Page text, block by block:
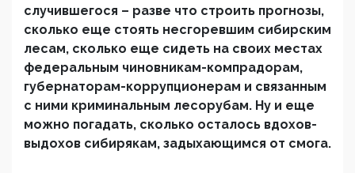
случившегося – разве что строить прогнозы,
сколько еще стоять несгоревшим сибирским
лесам, сколько еще сидеть на своих местах
федеральным чиновникам-компрадорам,
губернаторам-коррупционерам и связанным
с ними криминальным лесорубам. Ну и еще
можно погадать, сколько осталось вдохов-
выдохов сибирякам, задыхающимся от смога.